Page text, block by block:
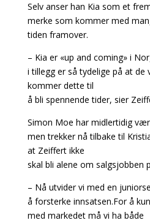
Selv anser han Kia som et
merke som kommer med
tiden framover.
– Kia er «up and coming» i
i tillegg er så tydelige på at de
kommer dette til
å bli spennende tider, sier
Simon Moe har midlertidig
men trekker nå tilbake til
at Zeiffert ikke
skal bli alene om salgsjobben
– Nå utvider vi med en
å forsterke innsatsen.For å
med markedet må vi ha både